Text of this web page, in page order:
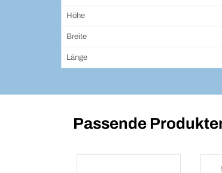
Höhe
Breite
Länge
Passende